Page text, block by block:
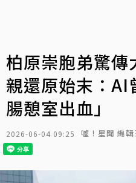
柏原崇胞弟驚
親還原始末：AI
腸憩室出血」
2026-06-04 09:25 噓！星聞 編